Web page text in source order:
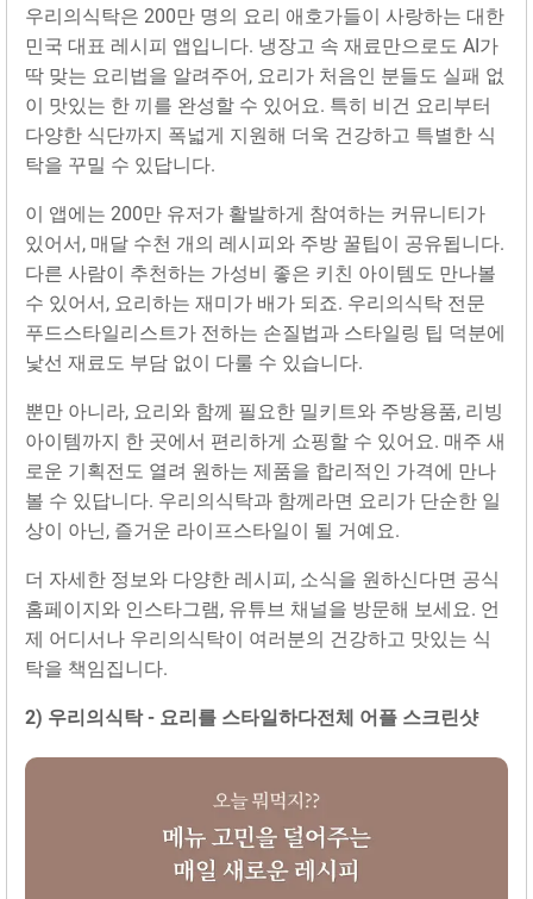
우리의식탁은 200만 명의 요리 애호가들이 사랑하는 대한
민국 대표 레시피 앱입니다. 냉장고 속 재료만으로도 AI가
딱 맞는 요리법을 알려주어, 요리가 처음인 분들도 실패 없
이 맛있는 한 끼를 완성할 수 있어요. 특히 비건 요리부터
다양한 식단까지 폭넓게 지원해 더욱 건강하고 특별한 식
탁을 꾸밀 수 있답니다.
이 앱에는 200만 유저가 활발하게 참여하는 커뮤니티가
있어서, 매달 수천 개의 레시피와 주방 꿀팁이 공유됩니다.
다른 사람이 추천하는 가성비 좋은 키친 아이템도 만나볼
수 있어서, 요리하는 재미가 배가 되죠. 우리의식탁 전문
푸드스타일리스트가 전하는 손질법과 스타일링 팁 덕분에
낯선 재료도 부담 없이 다룰 수 있습니다.
뿐만 아니라, 요리와 함께 필요한 밀키트와 주방용품, 리빙
아이템까지 한 곳에서 편리하게 쇼핑할 수 있어요. 매주 새
로운 기획전도 열려 원하는 제품을 합리적인 가격에 만나
볼 수 있답니다. 우리의식탁과 함께라면 요리가 단순한 일
상이 아닌, 즐거운 라이프스타일이 될 거예요.
더 자세한 정보와 다양한 레시피, 소식을 원하신다면 공식
홈페이지와 인스타그램, 유튜브 채널을 방문해 보세요. 언
제 어디서나 우리의식탁이 여러분의 건강하고 맛있는 식
탁을 책임집니다.
2) 우리의식탁 - 요리를 스타일하‪다‬전체 어플 스크린샷